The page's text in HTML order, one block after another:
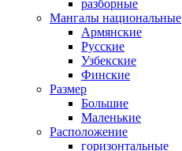
разборные
Мангалы национальные
Армянские
Русские
Узбекские
Финские
Размер
Большие
Маленькие
Расположение
горизонтальные